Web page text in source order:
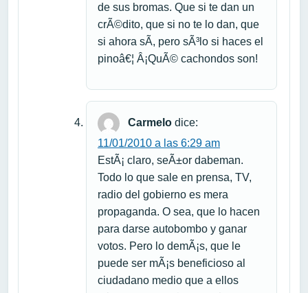
de sus bromas. Que si te dan un
crÃ©dito, que si no te lo dan, que
si ahora sÃ­, pero sÃ³lo si haces el
pinoâ€¦ Â¡QuÃ© cachondos son!
Carmelo dice:
11/01/2010 a las 6:29 am
EstÃ¡ claro, seÃ±or dabeman.
Todo lo que sale en prensa, TV,
radio del gobierno es mera
propaganda. O sea, que lo hacen
para darse autobombo y ganar
votos. Pero lo demÃ¡s, que le
puede ser mÃ¡s beneficioso al
ciudadano medio que a ellos